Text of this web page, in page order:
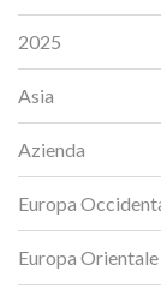
2025
Asia
Azienda
Europa
Europa Orientale